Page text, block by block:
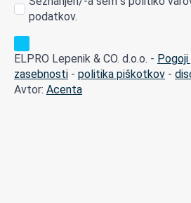
podatkov.
ELPRO Lepenik & CO. d.o.o. -
zasebnosti - politika piškotkov -
Avtor: Acenta